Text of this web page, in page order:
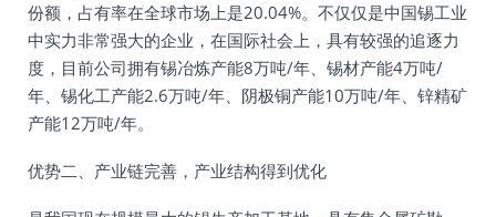
份额，占有率在全球市场上是20.04%。不仅仅是中国锡工业
中实力非常强大的企业，在国际社会上，具有较强的追逐力
度，目前公司拥有锡冶炼产能8万吨/年、锡材产能4万吨/
年、锡化工产能2.6万吨/年、阴极铜产能10万吨/年、锌精矿
产能12万吨/年。
优势二、产业链完善，产业结构得到优化